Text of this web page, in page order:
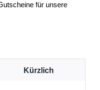
für unsere
Kürzlich